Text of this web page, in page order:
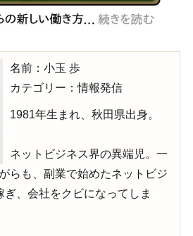
名前：小玉 歩
カテゴリー：情報発信
1981年生まれ、秋田県出身。
ネットビジネス界の異端児。一
らも、副業で始めたネットビジ
、会社をクビになってしま